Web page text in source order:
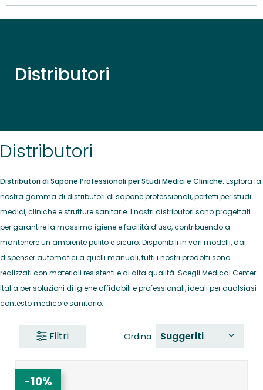
Distributori
Distributori
Distributori di Sapone Professionali per Studi Medici e Cliniche. Esplora la
nostra gamma di distributori di sapone professionali, perfetti per studi
medici, cliniche e strutture sanitarie. I nostri distributori sono progettati
per garantire la massima igiene e facilità d’uso, contribuendo a
mantenere un ambiente pulito e sicuro. Disponibili in vari modelli, dai
dispenser automatici a quelli manuali, tutti i nostri prodotti sono
realizzati con materiali resistenti e di alta qualità. Scegli Medical Center
Italia per soluzioni di igiene affidabili e professionali, ideali per qualsiasi
contesto medico e sanitario.
Ordina Suggeriti
Filtri
-10%